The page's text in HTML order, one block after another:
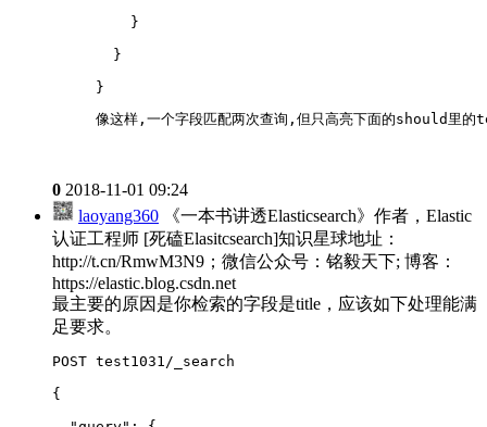
    }
  }
}
像这样,一个字段匹配两次查询,但只高亮下面的should里的
0 2018-11-01 09:24
laoyang360
《一本书讲透Elasticsearch》作者，Elastic
认证工程师 [死磕Elasitcsearch]知识星球地址：
http://t.cn/RmwM3N9；微信公众号：铭毅天下; 博客：
https://elastic.blog.csdn.net
最主要的原因是你检索的字段是title，应该如下处理能满
足要求。
POST test1031/_search
{